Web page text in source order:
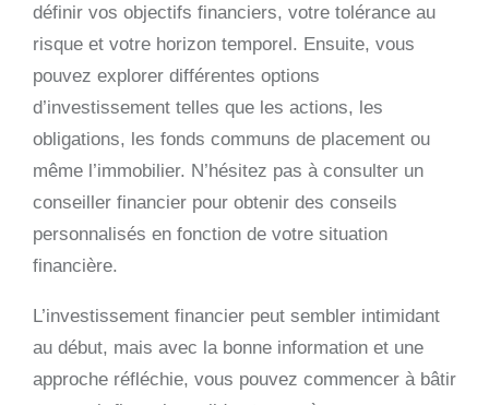
définir vos objectifs financiers, votre tolérance au
risque et votre horizon temporel. Ensuite, vous
pouvez explorer différentes options
d’investissement telles que les actions, les
obligations, les fonds communs de placement ou
même l’immobilier. N’hésitez pas à consulter un
conseiller financier pour obtenir des conseils
personnalisés en fonction de votre situation
financière.
L’investissement financier peut sembler intimidant
au début, mais avec la bonne information et une
approche réfléchie, vous pouvez commencer à bâtir